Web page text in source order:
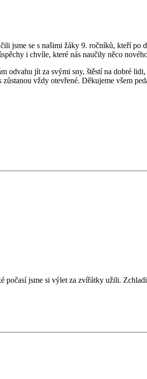
jsme se s našimi žáky 9. ročníků, kteří
i chvíle, které nás naučily něco
odvahu jít za svými sny, štěstí na dobré
vždy otevřené. Děkujeme všem
jsme si výlet za zvířátky užili.